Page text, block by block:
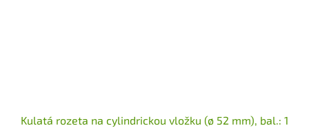
Kulatá rozeta na cylindrickou vložku (ø 52 mm), bal.: 1